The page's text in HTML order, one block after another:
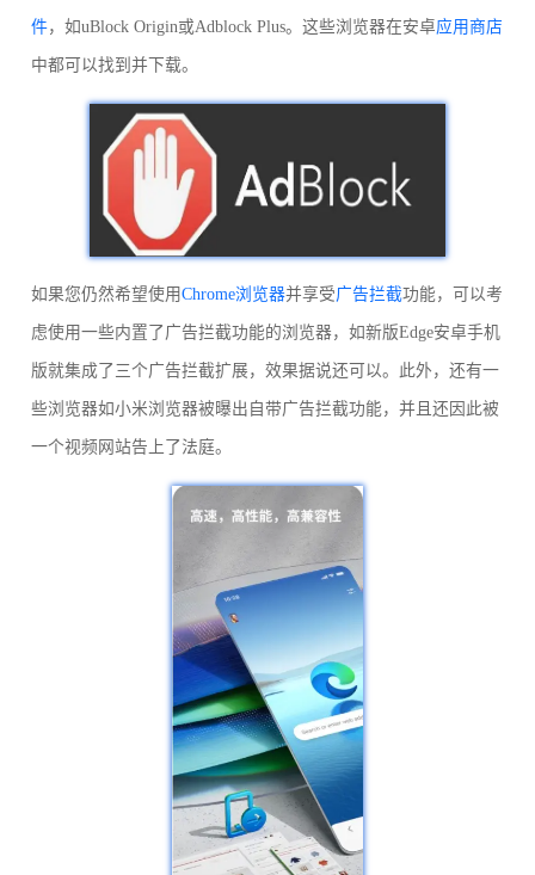
件，如uBlock Origin或Adblock Plus。这些浏览器在安卓应用商店
中都可以找到并下载。
如果您仍然希望使用Chrome浏览器并享受广告拦截功能，可以考
虑使用一些内置了广告拦截功能的浏览器，如新版Edge安卓手机
版就集成了三个广告拦截扩展，效果据说还可以。此外，还有一
些浏览器如小米浏览器被曝出自带广告拦截功能，并且还因此被
一个视频网站告上了法庭。